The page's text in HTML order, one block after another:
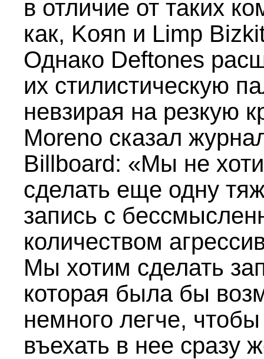
в отличие от таких
как, Koяn и Limp
Однако Deftones
их стилистическую
невзирая на резкую
Moreno сказал
Billboard: «Мы не
сделать еще одну
запись с
количеством
Мы хотим сделать
которая была бы
немного легче, чтобы
въехать в нее сразу